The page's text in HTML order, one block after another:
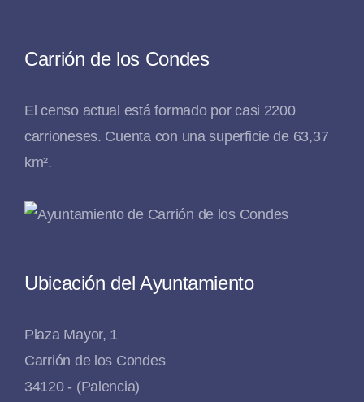
Carrión de los Condes
El censo actual está formado por casi 2200
carrioneses. Cuenta con una superficie de 63,37
km².
Ubicación del Ayuntamiento
Plaza Mayor, 1
Carrión de los Condes
34120 - (Palencia)